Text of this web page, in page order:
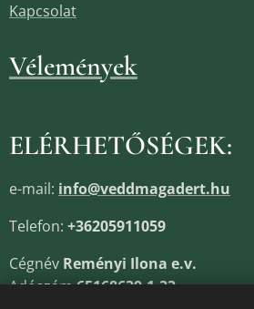
Kapcsolat
Vélemények
ELÉRHETŐSÉGEK:
e-mail: info@veddmagadert.hu
Telefon: +36205911059
Cégnév Reményi Ilona e.v.
Adószám65168639-1-33